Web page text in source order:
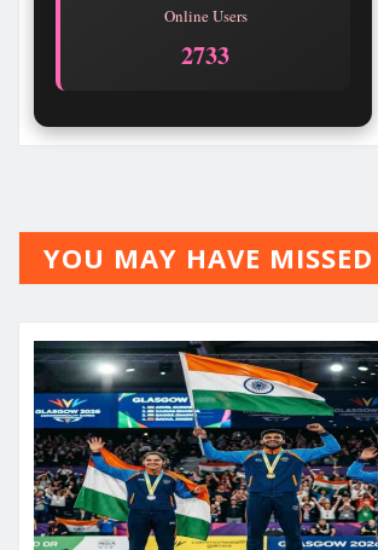
Online Users
2733
YOU MAY HAVE MISSED